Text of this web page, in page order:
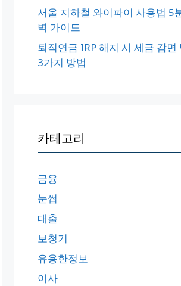
서울 지하철 와이파이 사용법 5
벽 가이드
퇴직연금 IRP 해지 시 세금 감면
3가지 방법
카테고리
금융
눈썹
대출
보청기
유용한정보
이사